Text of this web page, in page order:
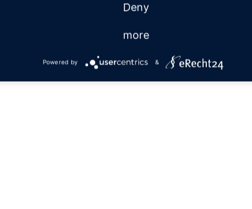
Deny
more
Powered by &